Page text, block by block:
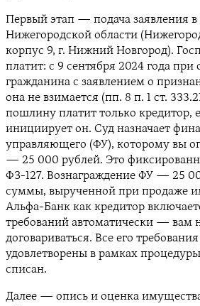
Первый этап — подача заявления
Нижегородской области
корпус 9, г. Нижний Новгород).
платит: с 9 сентября 2024 года
гражданина с заявлением о
она не взимается (пп. 8 п. 1 ст.
пошлину платит только кредитор,
инициирует он. Суд назначает
управляющего (ФУ), которому вы
— 25 000 рублей. Это
ФЗ-127. Вознаграждение ФУ — 25
суммы, вырученной при продаже
Альфа-Банк как кредитор
требований автоматически — вам
договариваться. Все его
удовлетворены в рамках
списан.
Далее — опись и оценка